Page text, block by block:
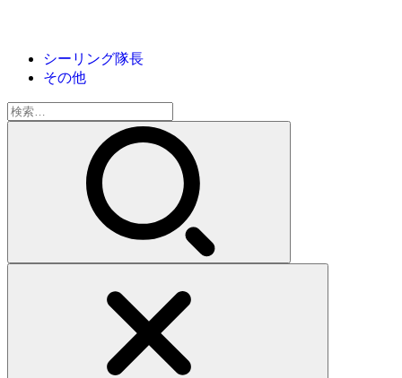
シーリング隊長
その他
検
索: